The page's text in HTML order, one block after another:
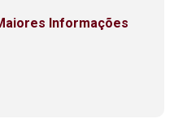
Informações